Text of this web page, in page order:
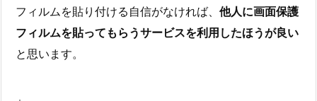
フィルムを貼り付ける自信がなければ、 他人に画面保護
フィルムを貼ってもらうサービスを利用したほうが良い
と思います。